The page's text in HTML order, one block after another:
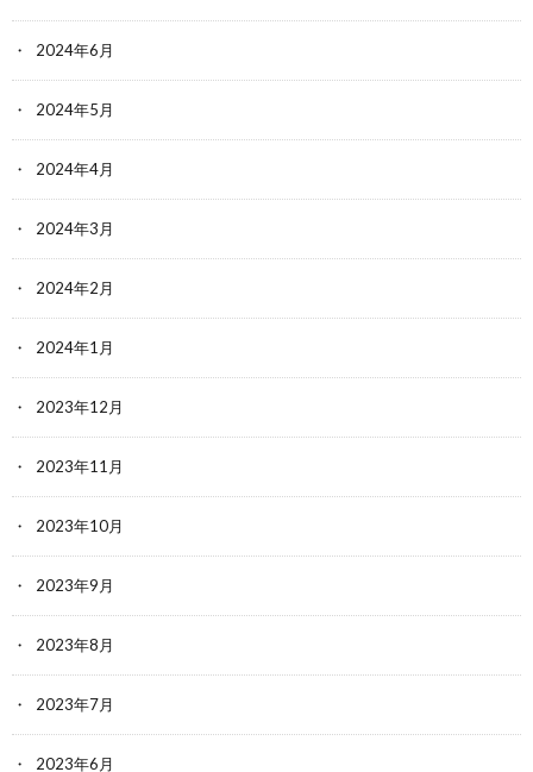
2024年6月
2024年5月
2024年4月
2024年3月
2024年2月
2024年1月
2023年12月
2023年11月
2023年10月
2023年9月
2023年8月
2023年7月
2023年6月